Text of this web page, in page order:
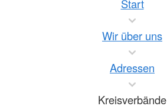
Start
Wir über uns
Adressen
Kreisverbände